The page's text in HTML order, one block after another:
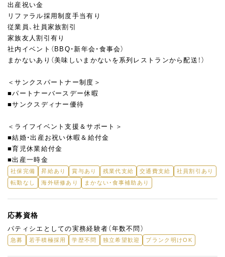
出産祝い金
リファラル採用制度手当有り
従業員、社員家族割引
家族友人割引有り
社内イベント（BBQ・新年会・食事会）
まかないあり（美味しいまかないを系列レストランから配送！）
＜サンクスパートナー制度＞
■パートナーバースデー休暇
■サンクスディナー優待
＜ライフイベント支援＆サポート＞
■結婚・出産お祝い休暇＆給付金
■育児休業給付金
■出産一時金
社保完備 昇給あり 賞与あり 残業代支給 交通費支給
社員割引あり
転勤なし
海外研修あり まかない・食事補助あり
応募資格
パティシエとしての実務経験者（年数不問）
急募 若手積極採用 学歴不問 独立希望歓迎 ブランク明けOK